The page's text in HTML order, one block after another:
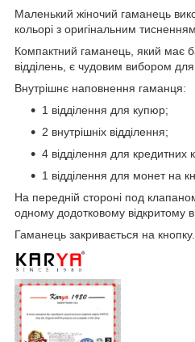
Маленький жіночий гаманець
кольорі з оригінальним
Компактний гаманець, який має
відділень, є чудовим вибором для
Внутрішнє наповнення гаманця:
1 відділення для купюр;
2 внутрішніх відділення;
4 відділення для кредитних
1 відділення для монет на
На передній стороні под
одному додотковому відкритому
Гаманець закривається на кнопку.